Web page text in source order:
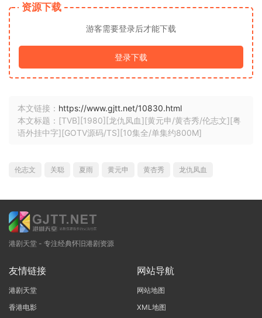
资源下载
游客需要登录后才能下载
登录下载
本文链接： https://www.gjtt.net/10830.html
本文标题：[TVB][1980][龙仇凤血][黄元申/黄杏秀/伦志文][粤
语外挂中字][GOTV源码/TS][10集全/单集约800M]
伦志文 关聪 夏雨 黄元申 黄杏秀 龙仇凤血
港剧天堂 - 专注经典怀旧港剧资源
友情链接
港剧天堂
香港电影
网站导航
网站地图
XML地图